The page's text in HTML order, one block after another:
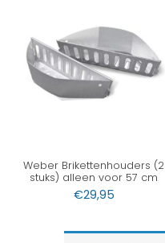
Weber Brikettenhouders (2
stuks) alleen voor 57 cm
€29,95